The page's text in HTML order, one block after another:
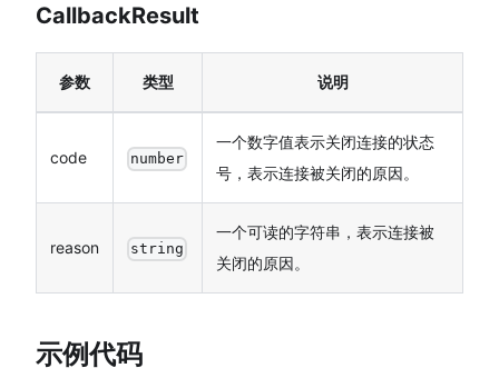
CallbackResult
参数 类型 说明
code number
一个数字值表示关闭连接的状态
号，表示连接被关闭的原因。
reason string
一个可读的字符串，表示连接被
关闭的原因。
示例代码